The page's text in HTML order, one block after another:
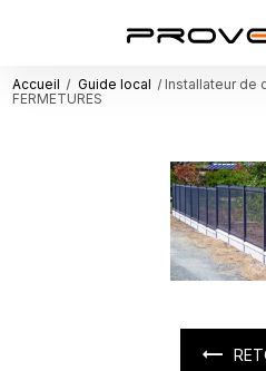
Accueil Guide local
Installateur de
FERMETURES